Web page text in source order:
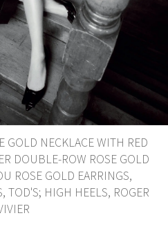
GOLD NECKLACE WITH RED
DOUBLE-ROW ROSE GOLD
ROSE GOLD EARRINGS,
TOD'S; HIGH HEELS, ROGER